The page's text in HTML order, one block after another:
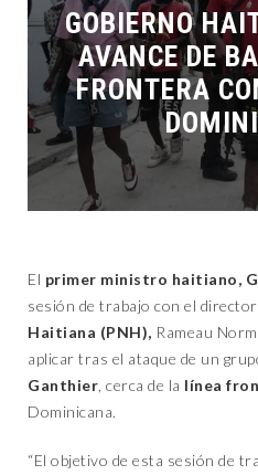
GOBIERNO
AVANCE DE
FRONTERA
El primer ministro haitiano,
sesión de trabajo con el director
Haitiana (PNH), Rameau
aplicar tras el ataque de un
Ganthier , cerca de la línea
Dominicana.
“El objetivo de esta sesión de